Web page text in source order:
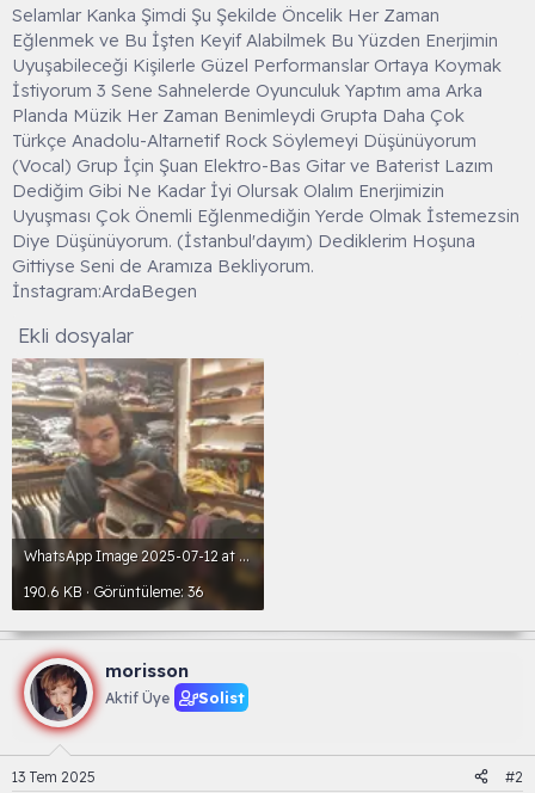
i
Selamlar Kanka Şimdi Şu Şekilde Öncelik Her Zaman
Eğlenmek ve Bu İşten Keyif Alabilmek Bu Yüzden Enerjimin
Uyuşabileceği Kişilerle Güzel Performanslar Ortaya Koymak
İstiyorum 3 Sene Sahnelerde Oyunculuk Yaptım ama Arka
Planda Müzik Her Zaman Benimleydi Grupta Daha Çok
Türkçe Anadolu-Altarnetif Rock Söylemeyi Düşünüyorum
(Vocal) Grup İçin Şuan Elektro-Bas Gitar ve Baterist Lazım
Dediğim Gibi Ne Kadar İyi Olursak Olalım Enerjimizin
Uyuşması Çok Önemli Eğlenmediğin Yerde Olmak İstemezsin
Diye Düşünüyorum. (İstanbul'dayım) Dediklerim Hoşuna
Gittiyse Seni de Aramıza Bekliyorum.
İnstagram:ArdaBegen
Ekli dosyalar
WhatsApp Image 2025-07-12 at 09.21.40.webp
190.6 KB · Görüntüleme: 36
morisson
Aktif Üye Solist
13 Tem 2025 #2